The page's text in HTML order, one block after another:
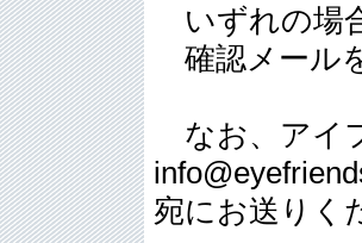
いずれの場
確認メール
なお、アイ
宛にお送りく